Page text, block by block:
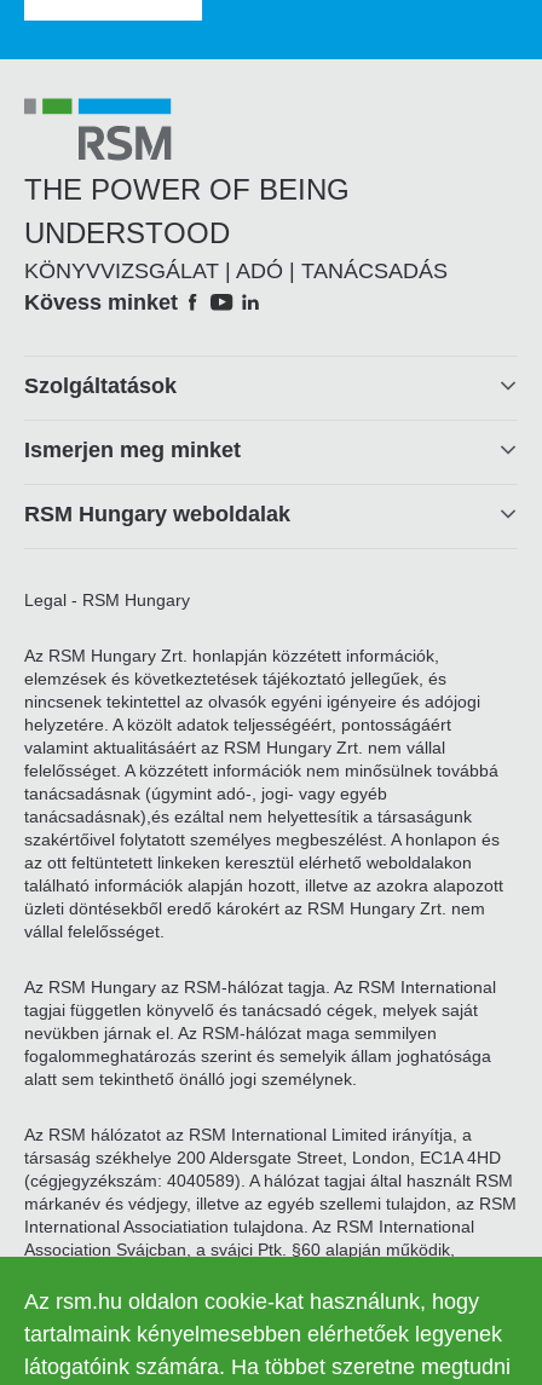
THE POWER OF BEING
UNDERSTOOD
KÖNYVVIZSGÁLAT | ADÓ | TANÁCSADÁS
Social
Kövess minket
Footer
Szolgáltatások
Ismerjen meg minket
RSM Hungary weboldalak
Legal - RSM Hungary
Az RSM Hungary Zrt. honlapján közzétett információk,
elemzések és következtetések tájékoztató jellegűek, és
nincsenek tekintettel az olvasók egyéni igényeire és adójogi
helyzetére. A közölt adatok teljességéért, pontosságáért
valamint aktualitásáért az RSM Hungary Zrt. nem vállal
felelősséget. A közzétett információk nem minősülnek továbbá
tanácsadásnak (úgymint adó-, jogi- vagy egyéb
tanácsadásnak),és ezáltal nem helyettesítik a társaságunk
szakértőivel folytatott személyes megbeszélést. A honlapon és
az ott feltüntetett linkeken keresztül elérhető weboldalakon
található információk alapján hozott, illetve az azokra alapozott
üzleti döntésekből eredő károkért az RSM Hungary Zrt. nem
vállal felelősséget.
Az RSM Hungary az RSM-hálózat tagja. Az RSM International
tagjai független könyvelő és tanácsadó cégek, melyek saját
nevükben járnak el. Az RSM-hálózat maga semmilyen
fogalommeghatározás szerint és semelyik állam joghatósága
alatt sem tekinthető önálló jogi személynek.
Az RSM hálózatot az RSM International Limited irányítja, a
társaság székhelye 200 Aldersgate Street, London, EC1A 4HD
(cégjegyzékszám: 4040589). A hálózat tagjai által használt RSM
márkanév és védjegy, illetve az egyéb szellemi tulajdon, az RSM
International Associatiation tulajdona. Az RSM International
Association Svájcban, a svájci Ptk. §60 alapján működik,
© 2026 RSM Hungary Zrt. | Minden jog fenntartva
Az rsm.hu oldalon cookie-kat használunk, hogy
tartalmaink kényelmesebben elérhetőek legyenek
látogatóink számára. Ha többet szeretne megtudni